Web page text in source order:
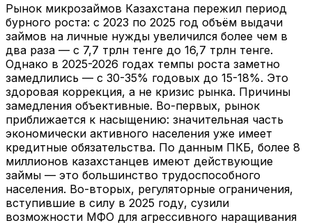
Рынок микрозаймов Казахстана пережил период
бурного роста: с 2023 по 2025 год объём выдачи
займов на личные нужды увеличился более чем в
два раза — с 7,7 трлн тенге до 16,7 трлн тенге.
Однако в 2025-2026 годах темпы роста заметно
замедлились — с 30-35% годовых до 15-18%. Это
здоровая коррекция, а не кризис рынка. Причины
замедления объективные. Во-первых, рынок
приближается к насыщению: значительная часть
экономически активного населения уже имеет
кредитные обязательства. По данным ПКБ, более 8
миллионов казахстанцев имеют действующие
займы — это большинство трудоспособного
населения. Во-вторых, регуляторные ограничения,
вступившие в силу в 2025 году, сузили
возможности МФО для агрессивного наращивания